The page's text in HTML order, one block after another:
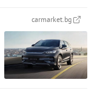
carmarket.bg